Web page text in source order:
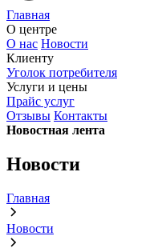
Главная
О центре
О нас Новости
Клиенту
Уголок потребителя
Услуги и цены
Прайс услуг
Отзывы Контакты
Новостная лента
Новости
Главная
Новости